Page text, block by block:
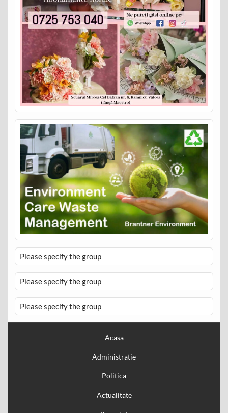
Please specify the group
Please specify the group
Please specify the group
Acasa
Administratie
Politica
Actualitate